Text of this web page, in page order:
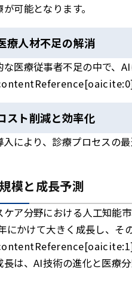
可能となります。
療人材不足の解消
な医療従事者不足の中で、
スト削減と効率化
入により、診療プロセスの
模と成長予測
ケア分野における人工知能
にかけて大きく成長し、そ
長は、AI技術の進化と医療